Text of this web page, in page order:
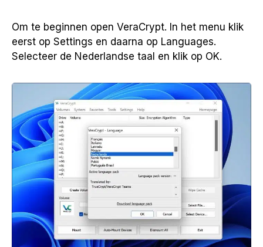
Om te beginnen open VeraCrypt. In het menu klik
eerst op Settings en daarna op Languages.
Selecteer de Nederlandse taal en klik op OK.